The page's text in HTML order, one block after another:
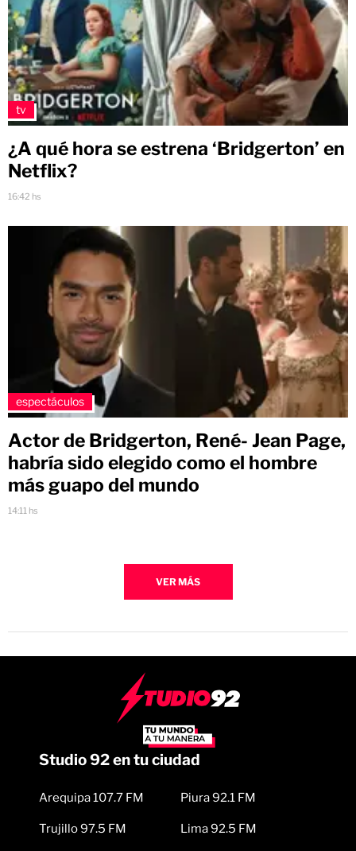
tv
¿A qué hora se estrena ‘Bridgerton’ en
Netflix?
16:42 hs
espectáculos
Actor de Bridgerton, René- Jean Page,
habría sido elegido como el hombre
más guapo del mundo
14:11 hs
VER MÁS
Studio 92 en tu ciudad
Arequipa 107.7 FM
Trujillo 97.5 FM
Piura 92.1 FM
Lima 92.5 FM